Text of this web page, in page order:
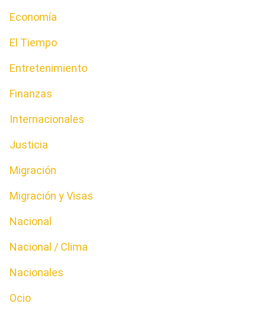
Economía
El Tiempo
Entretenimiento
Finanzas
Internacionales
Justicia
Migración
Migración y Visas
Nacional
Nacional / Clima
Nacionales
Ocio